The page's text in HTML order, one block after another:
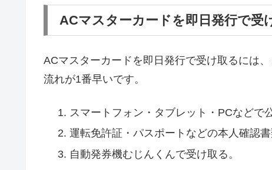
ACマスターカードを即日発行で受
ACマスターカードを即日発行で受け取るには
流れが1番早いです。
スマートフォン・タブレット・PCなどで
運転免許証・パスポートなどの本人確認書
自動発券機むじんくんで受け取る。